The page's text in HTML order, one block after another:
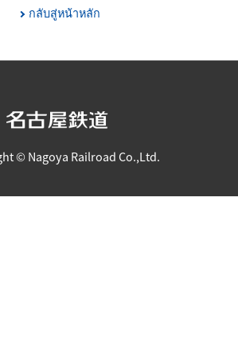
กลับสู่หน้าหลัก
© Nagoya Railroad Co.,Ltd.